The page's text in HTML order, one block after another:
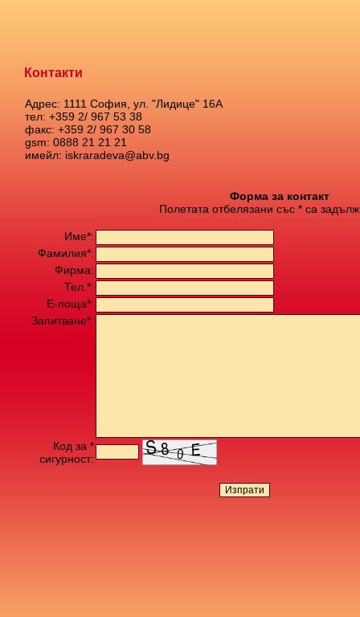
Контакти
Адрес: 1111 София, ул. "Лидице" 16А
тел: +359 2/ 967 53 38
факс: +359 2/ 967 30 58
gsm: 0888 21 21 21
имейл: iskraradeva@abv.bg
Форма за контакт
Полетата отбелязани със * са
Име*:
Фамилия*:
Фирма:
Тел.*:
Е-поща*:
Запитване*:
Код за *
сигурност: